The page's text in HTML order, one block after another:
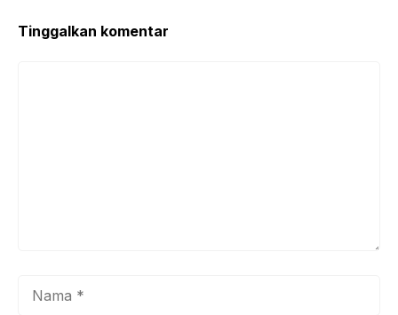
Tinggalkan komentar